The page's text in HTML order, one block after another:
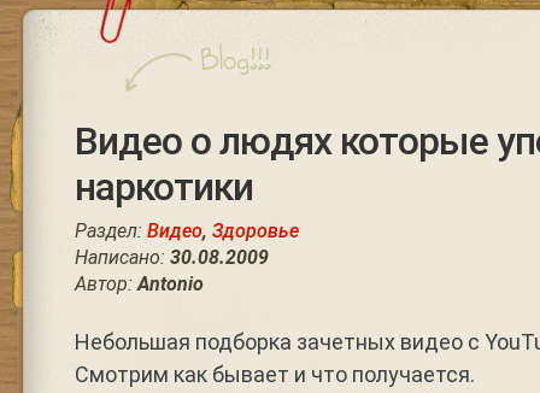
Видео о людях которые
наркотики
Раздел: Видео, Здоровье
Написано: 30.08.2009
Автор:Antonio
Небольшая подборка зачетных видео с
Смотрим как бывает и что получается.